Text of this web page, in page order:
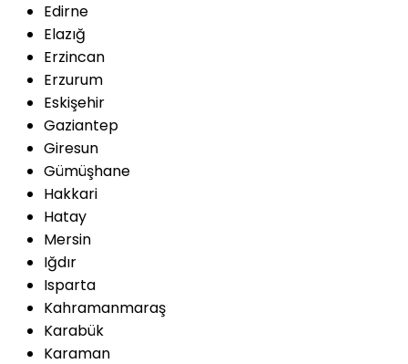
Edirne
Elazığ
Erzincan
Erzurum
Eskişehir
Gaziantep
Giresun
Gümüşhane
Hakkari
Hatay
Mersin
Iğdır
Isparta
Kahramanmaraş
Karabük
Karaman